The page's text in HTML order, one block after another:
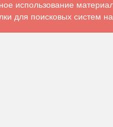
использование
для поисковых систем